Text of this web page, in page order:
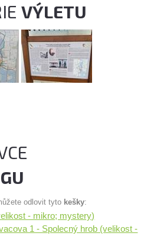
VÝLETU
odlovit tyto kešky:
- mikro; mystery)
1 - Spolecný hrob (velikost -